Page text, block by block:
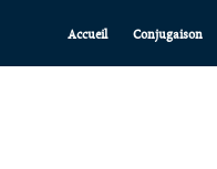
Accueil Conjugaison